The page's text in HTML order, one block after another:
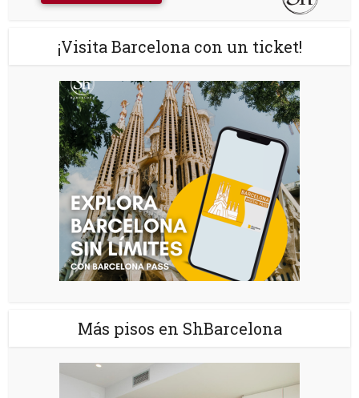
¡Visita Barcelona con un ticket!
Más pisos en ShBarcelona